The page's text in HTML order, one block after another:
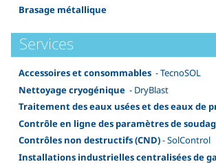
Brasage métallique
Services
Accessoires et consommables - TecnoSOL
Nettoyage cryogénique - DryBlast
Traitement des eaux usées et des eaux de
Contrôle en ligne des paramètres de
Contrôles non destructifs (CND)- SolControl
Installations industrielles centralisées de